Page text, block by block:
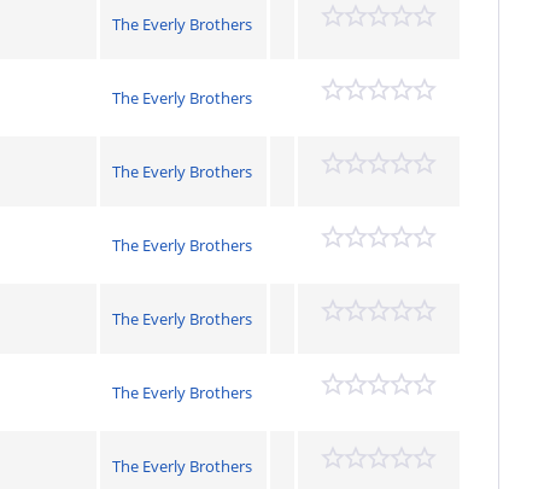
The Everly Brothers
The Everly Brothers
The Everly Brothers
The Everly Brothers
The Everly Brothers
The Everly Brothers
The Everly Brothers